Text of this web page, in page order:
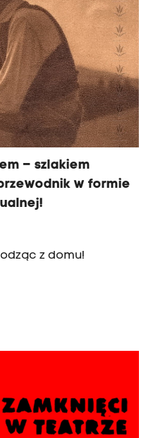
– szlakiem
w formie
z domu!